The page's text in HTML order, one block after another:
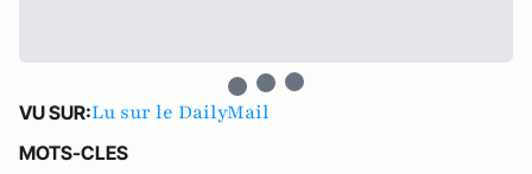
VU SUR:Lu sur le DailyMail
MOTS-CLES